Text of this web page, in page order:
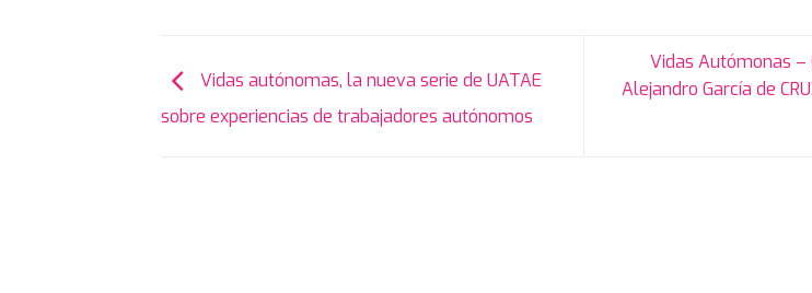
Vidas autónomas, la nueva serie de UATAE
sobre experiencias de trabajadores autónomos
Vidas Autómonas –
Alejandro García de